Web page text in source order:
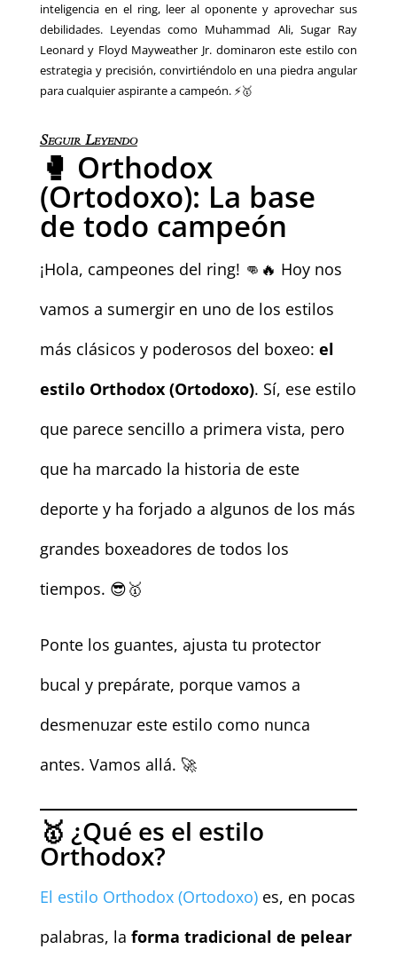
inteligencia en el ring, leer al oponente y aprovechar sus
debilidades. Leyendas como Muhammad Ali, Sugar Ray
Leonard y Floyd Mayweather Jr. dominaron este estilo con
estrategia y precisión, convirtiéndolo en una piedra angular
para cualquier aspirante a campeón. ⚡🥇
Seguir Leyendo
🥊 Orthodox
(Ortodoxo): La base
de todo campeón
¡Hola, campeones del ring! 👊🔥 Hoy nos
vamos a sumergir en uno de los estilos
más clásicos y poderosos del boxeo: el
estilo Orthodox (Ortodoxo). Sí, ese estilo
que parece sencillo a primera vista, pero
que ha marcado la historia de este
deporte y ha forjado a algunos de los más
grandes boxeadores de todos los
tiempos. 😎🥇
Ponte los guantes, ajusta tu protector
bucal y prepárate, porque vamos a
desmenuzar este estilo como nunca
antes. Vamos allá. 🚀
🥇 ¿Qué es el estilo
Orthodox?
El estilo Orthodox (Ortodoxo)es, en pocas
palabras, la forma tradicional de pelear